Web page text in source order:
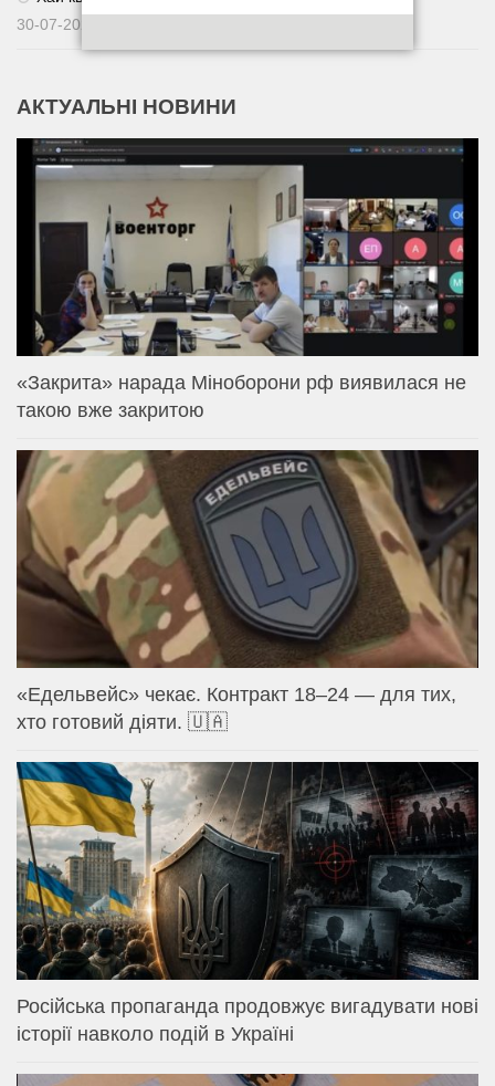
30-07-2026
АКТУАЛЬНІ НОВИНИ
«Закрита» нарада Міноборони рф виявилася не
такою вже закритою
«Едельвейс» чекає. Контракт 18–24 — для тих,
хто готовий діяти. 🇺🇦
Російська пропаганда продовжує вигадувати нові
історії навколо подій в Україні